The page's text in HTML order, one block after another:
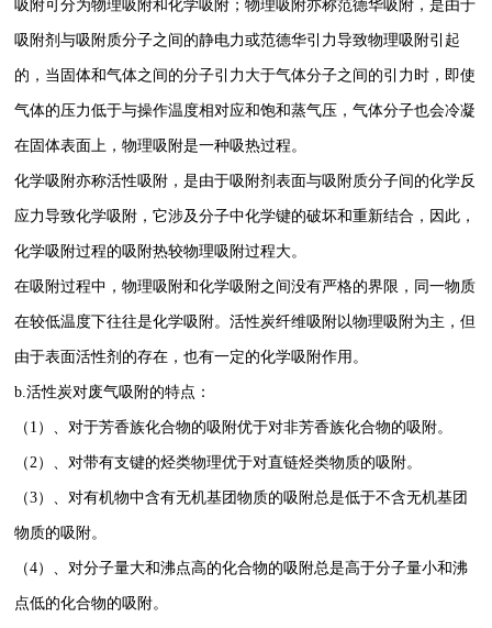
吸附可分为物理吸附和化学吸附；物理吸附亦称范德华吸附，是由于
吸附剂与吸附质分子之间的静电力或范德华引力导致物理吸附引起
的，当固体和气体之间的分子引力大于气体分子之间的引力时，即使
气体的压力低于与操作温度相对应和饱和蒸气压，气体分子也会冷凝
在固体表面上，物理吸附是一种吸热过程。
化学吸附亦称活性吸附，是由于吸附剂表面与吸附质分子间的化学反
应力导致化学吸附，它涉及分子中化学键的破坏和重新结合，因此，
化学吸附过程的吸附热较物理吸附过程大。
在吸附过程中，物理吸附和化学吸附之间没有严格的界限，同一物质
在较低温度下往往是化学吸附。活性炭纤维吸附以物理吸附为主，但
由于表面活性剂的存在，也有一定的化学吸附作用。
b.活性炭对废气吸附的特点：
（1）、对于芳香族化合物的吸附优于对非芳香族化合物的吸附。
（2）、对带有支键的烃类物理优于对直链烃类物质的吸附。
（3）、对有机物中含有无机基团物质的吸附总是低于不含无机基团
物质的吸附。
（4）、对分子量大和沸点高的化合物的吸附总是高于分子量小和沸
点低的化合物的吸附。